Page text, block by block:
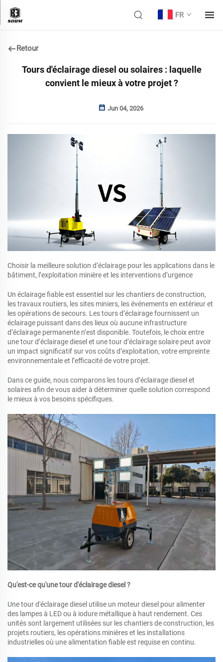
FR
Retour
Tours d'éclairage diesel ou solaires : laquelle
convient le mieux à votre projet ?
Jun 04, 2026
Choisir la meilleure solution d’éclairage pour les applications dans le
bâtiment, l’exploitation minière et les interventions d’urgence
Un éclairage fiable est essentiel sur les chantiers de construction,
les travaux routiers, les sites miniers, les événements en extérieur et
les opérations de secours. Les tours d’éclairage fournissent un
éclairage puissant dans des lieux où aucune infrastructure
d’éclairage permanente n’est disponible. Toutefois, le choix entre
une tour d’éclairage diesel et une tour d’éclairage solaire peut avoir
un impact significatif sur vos coûts d’exploitation, votre empreinte
environnementale et l’efficacité de votre projet.
Dans ce guide, nous comparons les tours d’éclairage diesel et
solaires afin de vous aider à déterminer quelle solution correspond
le mieux à vos besoins spécifiques.
Qu'est-ce qu'une tour d'éclairage diesel ?
Une tour d'éclairage diesel utilise un moteur diesel pour alimenter
des lampes à LED ou à iodure métallique à haut rendement. Ces
unités sont largement utilisées sur les chantiers de construction, les
projets routiers, les opérations minières et les installations
industrielles où une alimentation fiable est requise en continu.